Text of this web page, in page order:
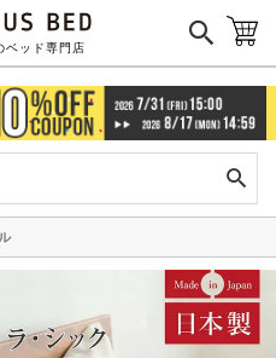
ベッド専門店